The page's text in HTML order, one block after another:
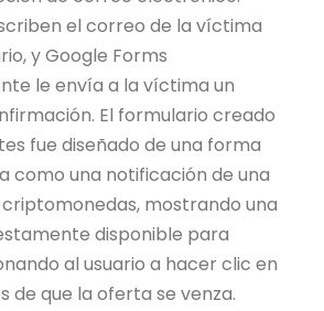
el correo de la víctima
y Google Forms
le envía a la víctima un
El formulario creado
fue diseñado de una forma
como una notificación de una
mostrando una
disponible para
al usuario a hacer clic en
de que la oferta se venza.